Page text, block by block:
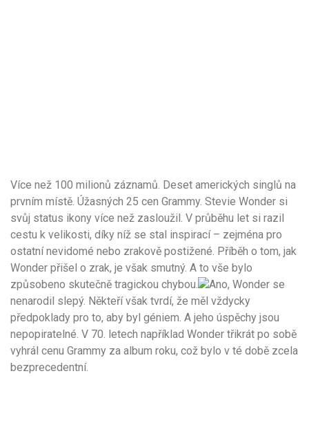
Více než 100 milionů záznamů. Deset amerických singlů na
prvním místě. Úžasných 25 cen Grammy. Stevie Wonder si
svůj status ikony více než zasloužil. V průběhu let si razil
cestu k velikosti, díky níž se stal inspirací – zejména pro
ostatní nevidomé nebo zrakově postižené. Příběh o tom, jak
Wonder přišel o zrak, je však smutný. A to vše bylo
způsobeno skutečně tragickou chybou.
Ano, Wonder se
nenarodil slepý. Někteří však tvrdí, že měl vždycky
předpoklady pro to, aby byl géniem. A jeho úspěchy jsou
nepopiratelné. V 70. letech například Wonder třikrát po sobě
vyhrál cenu Grammy za album roku, což bylo v té době zcela
bezprecedentní.